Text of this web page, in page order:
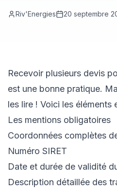
Riv'Energies 20 septembre
Recevoir plusieurs devis
est une bonne pratique.
les lire ! Voici les éléments
Les mentions obligatoires
Coordonnées complètes
Numéro SIRET
Date et durée de validité
Description détaillée des